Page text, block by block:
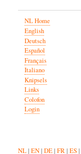
NL Home
English
Deutsch
Español
Français
Italiano
Knipsels
Links
Colofon
Login
NL| EN| DE| FR| ES|